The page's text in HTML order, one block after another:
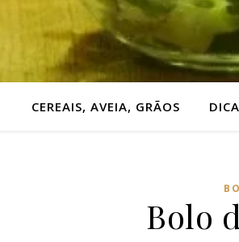
CEREAIS, AVEIA, GRÃOS
Bolo